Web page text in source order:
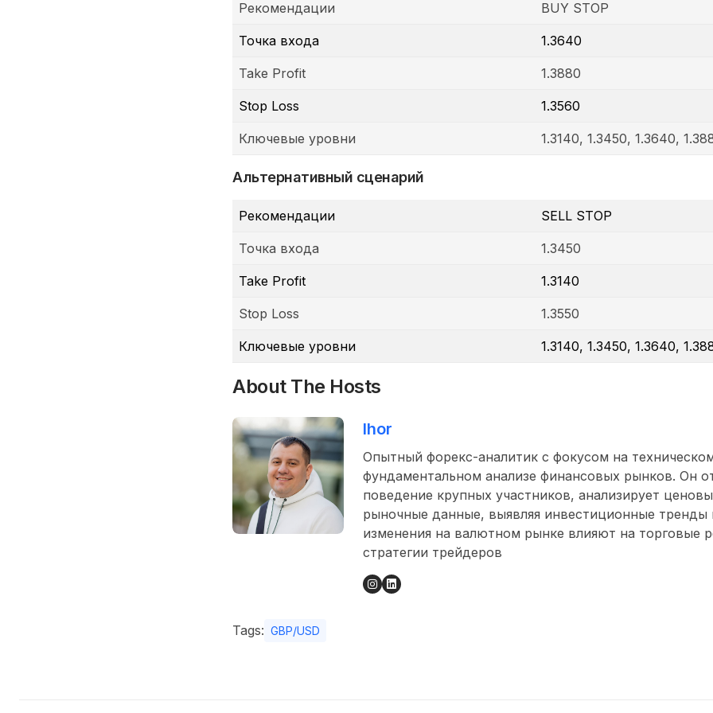
Рекомендации BUY STOP
Точка входа 1.3640
Take Profit 1.3880
Stop Loss 1.3560
Ключевые уровни 1.3140, 1.3450, 1.3640,
Альтернативный сценарий
Рекомендации SELL STOP
Точка входа 1.3450
Take Profit 1.3140
Stop Loss 1.3550
Ключевые уровни 1.3140, 1.3450, 1.3640,
About The Hosts
Ihor
Опытный форекс-аналитик с фокусом на
фундаментальном анализе финансовых рынков. Он
поведение крупных участников, анализирует
рыночные данные, выявляя инвестиционные тренды
изменения на валютном рынке влияют на торговые
стратегии трейдеров
Tags: GBP/USD